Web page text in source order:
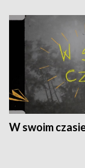
W swoim